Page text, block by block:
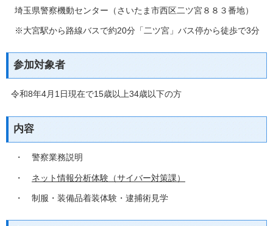
埼玉県警察機動センター（さいたま市西区二ツ宮８８３番地）
※大宮駅から路線バスで約20分「二ツ宮」バス停から徒歩で3分
参加対象者
令和8年4月1日現在で15歳以上34歳以下の方
内容
・ 警察業務説明
・ ネット情報分析体験（サイバー対策課）
・ 制服・装備品着装体験・逮捕術見学